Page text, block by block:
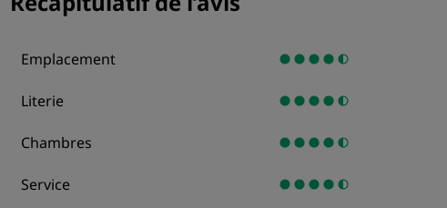
Emplacement
Literie
Chambres
Service